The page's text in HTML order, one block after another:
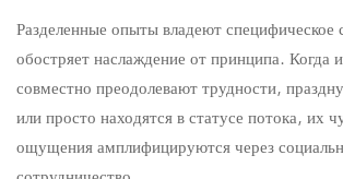
Разделенные опыты владеют специфическое
обостряет наслаждение от принципа. Когда
совместно преодолевают трудности,
или просто находятся в статусе потока, их
ощущения амплифицируются через